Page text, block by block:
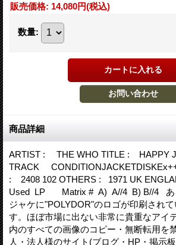
販売価格: 14,080円(税込)
数量:
商品詳細
ARTIST : THE WHO TITLE :
TRACK
: 2408 102 OTHERS : 1971 UK
Used LP Matrix # A) A//4 B) B//4 あ
ジャケに"POLYDOR"のロゴが印刷され
す。ほぼ市場に出ない非常に貴重なアイ
内のすべての画像のコピー・無断転用を
人・法人様のサイト(ブログ・HP・掲示